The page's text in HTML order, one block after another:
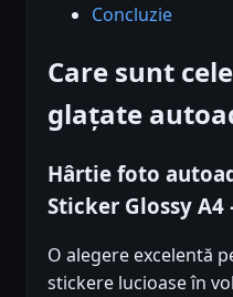
Concluzie
Care sunt
glațate
Hârtie foto
Sticker Glossy A4
O alegere excelentă
stickere lucioase în